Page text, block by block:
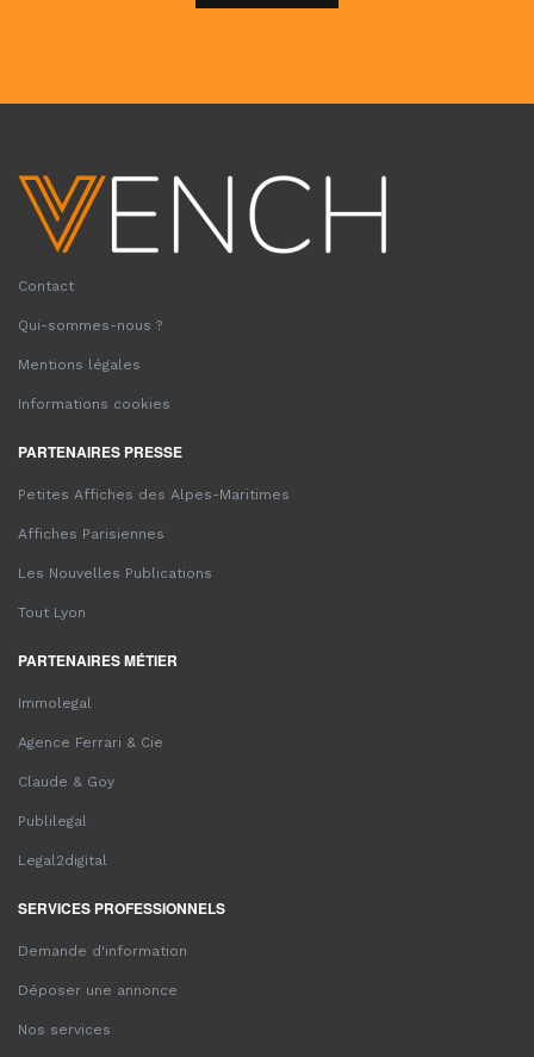
Contact
Qui-sommes-nous ?
Mentions légales
Informations cookies
PARTENAIRES PRESSE
Petites Affiches des Alpes-Maritimes
Affiches Parisiennes
Les Nouvelles Publications
Tout Lyon
PARTENAIRES MÉTIER
Immolegal
Agence Ferrari & Cie
Claude & Goy
Publilegal
Legal2digital
SERVICES PROFESSIONNELS
Demande d'information
Déposer une annonce
Nos services